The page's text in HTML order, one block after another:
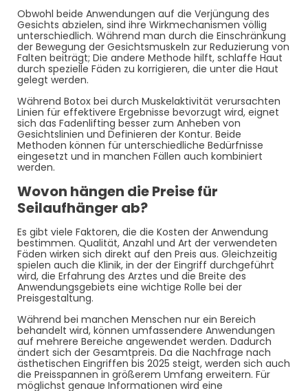
Obwohl beide Anwendungen auf die Verjüngung des
Gesichts abzielen, sind ihre Wirkmechanismen völlig
unterschiedlich. Während man durch die Einschränkung
der Bewegung der Gesichtsmuskeln zur Reduzierung von
Falten beiträgt; Die andere Methode hilft, schlaffe Haut
durch spezielle Fäden zu korrigieren, die unter die Haut
gelegt werden.
Während Botox bei durch Muskelaktivität verursachten
Linien für effektivere Ergebnisse bevorzugt wird, eignet
sich das Fadenlifting besser zum Anheben von
Gesichtslinien und Definieren der Kontur. Beide
Methoden können für unterschiedliche Bedürfnisse
eingesetzt und in manchen Fällen auch kombiniert
werden.
Wovon hängen die Preise für
Seilaufhänger ab?
Es gibt viele Faktoren, die die Kosten der Anwendung
bestimmen. Qualität, Anzahl und Art der verwendeten
Fäden wirken sich direkt auf den Preis aus. Gleichzeitig
spielen auch die Klinik, in der der Eingriff durchgeführt
wird, die Erfahrung des Arztes und die Breite des
Anwendungsgebiets eine wichtige Rolle bei der
Preisgestaltung.
Während bei manchen Menschen nur ein Bereich
behandelt wird, können umfassendere Anwendungen
auf mehrere Bereiche angewendet werden. Dadurch
ändert sich der Gesamtpreis. Da die Nachfrage nach
ästhetischen Eingriffen bis 2025 steigt, werden sich auch
die Preisspannen in größerem Umfang erweitern. Für
möglichst genaue Informationen wird eine